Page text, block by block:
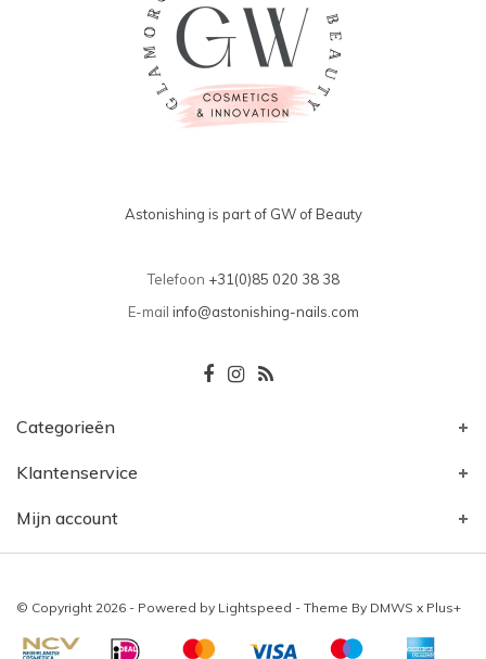
Astonishing is part of GW of Beauty
Telefoon +31(0)85 020 38 38
E-mail info@astonishing-nails.com
Categorieën
Klantenservice
Mijn account
© Copyright 2026 - Powered by Lightspeed - Theme By DMWS x Plus+